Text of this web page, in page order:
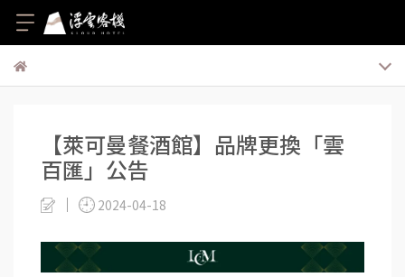
【萊可曼餐酒館】品牌更換「雲
百匯」公告
2024-04-18